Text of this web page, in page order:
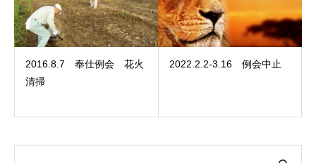
2016.8.7 奉仕例会 花火
清掃
2022.2.2-3.16 例会中止